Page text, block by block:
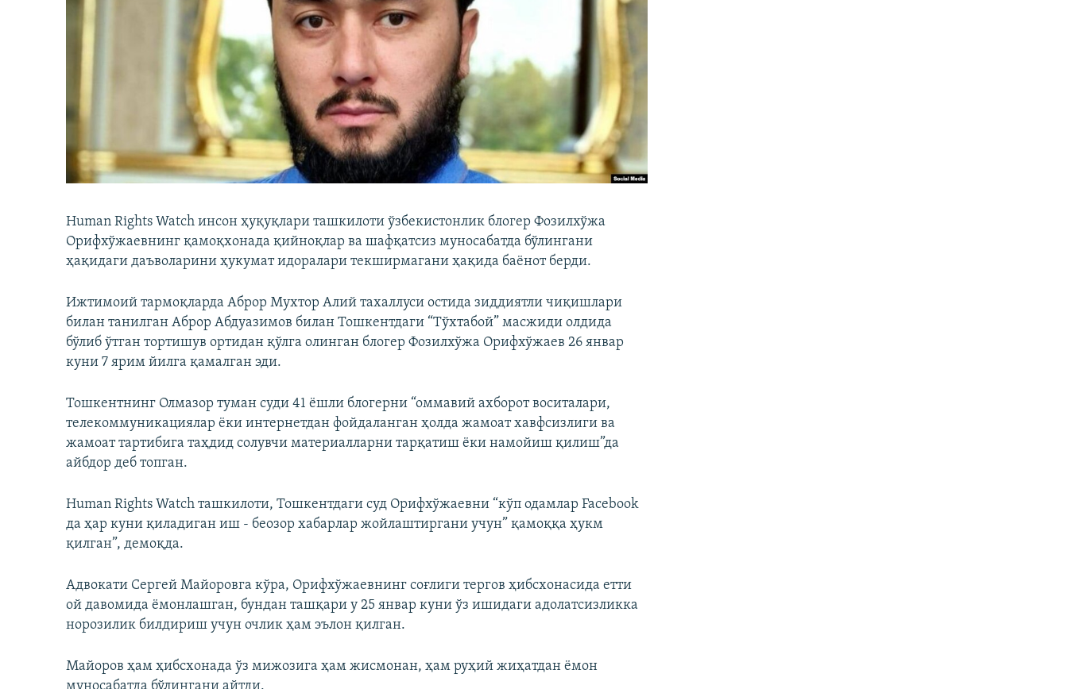
Human Rights Watch инсон ҳуқуқлари ташкилоти ўзбекистонлик блогер Фозилхўжа
Орифхўжаевнинг қамоқхонада қийноқлар ва шафқатсиз муносабатда бўлингани
ҳақидаги даъволарини ҳукумат идоралари текширмагани ҳақида баёнот берди.
Ижтимоий тармоқларда Аброр Мухтор Алий тахаллуси остида зиддиятли чиқишлари
билан танилган Аброр Абдуазимов билан Тошкентдаги “Тўхтабой” масжиди олдида
бўлиб ўтган тортишув ортидан қўлга олинган блогер Фозилхўжа Орифхўжаев 26 январ
куни 7 ярим йилга қамалган эди.
Тошкентнинг Олмазор туман суди 41 ёшли блогерни “оммавий ахборот воситалари,
телекоммуникациялар ёки интернетдан фойдаланган ҳолда жамоат хавфсизлиги ва
жамоат тартибига таҳдид солувчи материалларни тарқатиш ёки намойиш қилиш”да
айбдор деб топган.
Human Rights Watch ташкилоти, Тошкентдаги суд Орифхўжаевни “кўп одамлар Facebook
да ҳар куни қиладиган иш - беозор хабарлар жойлаштиргани учун” қамоққа ҳукм
қилган”, демоқда.
Адвокати Сергей Майоровга кўра, Орифхўжаевнинг соғлиги тергов ҳибсхонасида етти
ой давомида ёмонлашган, бундан ташқари у 25 январ куни ўз ишидаги адолатсизликка
норозилик билдириш учун очлик ҳам эълон қилган.
Майоров ҳам ҳибсхонада ўз мижозига ҳам жисмонан, ҳам руҳий жиҳатдан ёмон